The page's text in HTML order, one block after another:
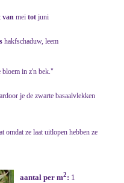
van mei tot juni
hakfschaduw, leem
bloem in z'n bek."
je de zwarte basaalvlekken
omdat ze laat uitlopen hebben ze
aantal per m2: 1